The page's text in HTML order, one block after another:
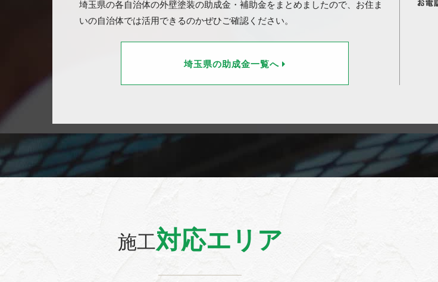
埼玉県の各自治体の外壁塗装の助成金・補助金をまとめましたので、お住ま
いの自治体では活用できるのかぜひご確認ください。
埼玉県の助成金一覧へ
施工対応エリア